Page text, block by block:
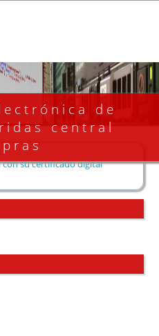
de
central
su certificado digital